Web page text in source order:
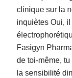
clinique sur la
inquiètes Oui,
Fasigyn
de toi-même,
la sensibilité